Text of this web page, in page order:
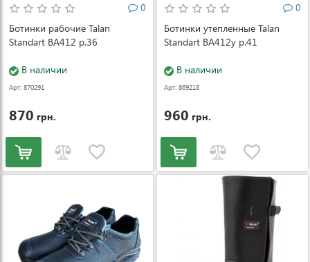
0
Ботинки рабочие Talan
Standart ВА412 р.36
В наличии
Арт: 870291
870 грн.
0
Ботинки утепленные Talan
Standart ВА412у р.41
В наличии
Арт: 869218
960 грн.